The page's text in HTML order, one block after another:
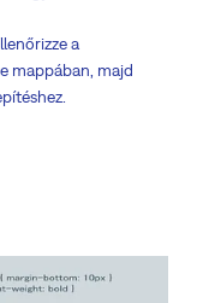
a
mappában, majd